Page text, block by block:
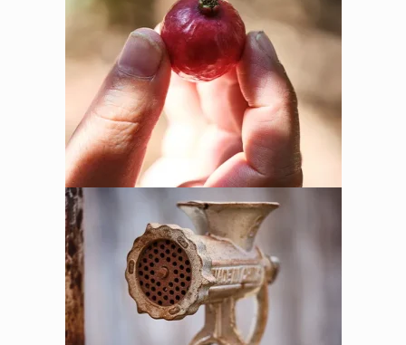
אין מוצרים בסל הקניות.